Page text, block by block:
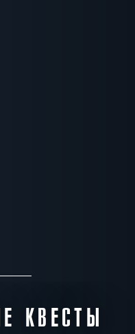
КВЕСТЫ